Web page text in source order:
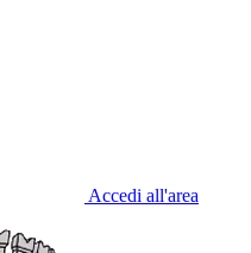
Accedi all'area